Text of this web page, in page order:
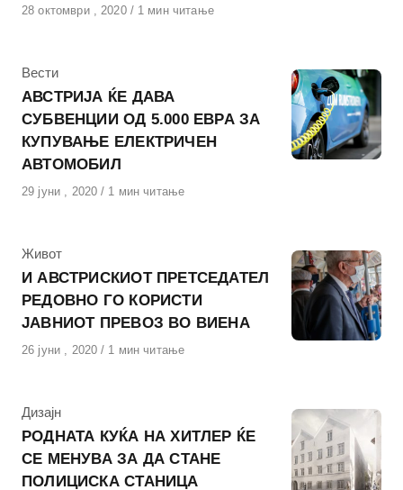
Објавено
28 октомври , 2020 1 мин читање
КАтегорија
Вести
АВСТРИЈА ЌЕ ДАВА
СУБВЕНЦИИ ОД 5.000 ЕВРА ЗА
КУПУВАЊЕ ЕЛЕКТРИЧЕН
АВТОМОБИЛ
Објавено
29 јуни , 2020 1 мин читање
КАтегорија
Живот
И АВСТРИСКИОТ ПРЕТСЕДАТЕЛ
РЕДОВНО ГО КОРИСТИ
ЈАВНИОТ ПРЕВОЗ ВО ВИЕНА
Објавено
26 јуни , 2020 1 мин читање
КАтегорија
Дизајн
РОДНАТА КУЌА НА ХИТЛЕР ЌЕ
СЕ МЕНУВА ЗА ДА СТАНЕ
ПОЛИЦИСКА СТАНИЦА